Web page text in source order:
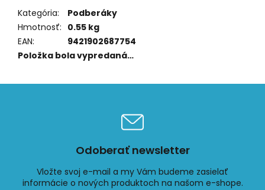
Kategória:
Podberáky
Hmotnosť: 0.55 kg
EAN:
9421902687754
Položka bola vypredaná…
Odoberať newsletter
Vložte svoj e-mail a my Vám budeme zasielať
informácie o nových produktoch na našom e-shope.